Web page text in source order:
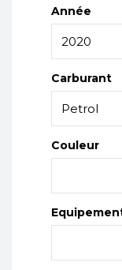
Année
Carburant
Couleur